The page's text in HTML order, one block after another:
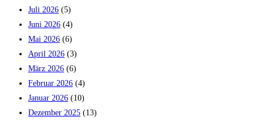
Juli 2026 (5)
Juni 2026 (4)
Mai 2026 (6)
April 2026 (3)
März 2026 (6)
Februar 2026 (4)
Januar 2026 (10)
Dezember 2025 (13)